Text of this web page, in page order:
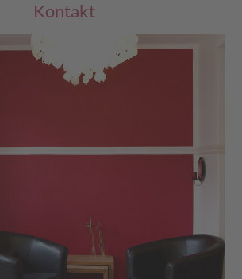
Consent Management Platform
&
Kontakt